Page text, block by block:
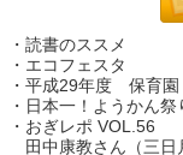
・読書のススメ
・エコフェスタ
・平成29年度 保育園
・日本一！ようかん祭
・おぎレポ VOL.56
田中康教さん（三日
よくある質問
サイトマップ
お問い合わせ